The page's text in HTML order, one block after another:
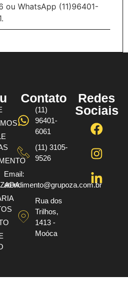
ou WhatsApp (11)96401-
Redes
Sociais
Contato
(11)
96401-
6061
(11) 3105-
9526
Email:
atendimento@grupoza.com.br
Rua dos
Trilhos,
1413 -
Moóca